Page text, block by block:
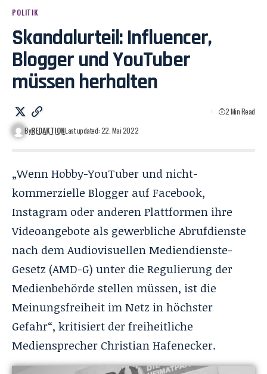
POLITIK
Skandalurteil: Influencer,
Blogger und YouTuber
müssen herhalten
ByREDAKTIONLast updated: 22. Mai 2022
2 Min Read
„Wenn Hobby-YouTuber und nicht-
kommerzielle Blogger auf Facebook,
Instagram oder anderen Plattformen ihre
Videoangebote als gewerbliche Abrufdienste
nach dem Audiovisuellen Mediendienste-
Gesetz (AMD-G) unter die Regulierung der
Medienbehörde stellen müssen, ist die
Meinungsfreiheit im Netz in höchster
Gefahr“, kritisiert der freiheitliche
Mediensprecher Christian Hafenecker.